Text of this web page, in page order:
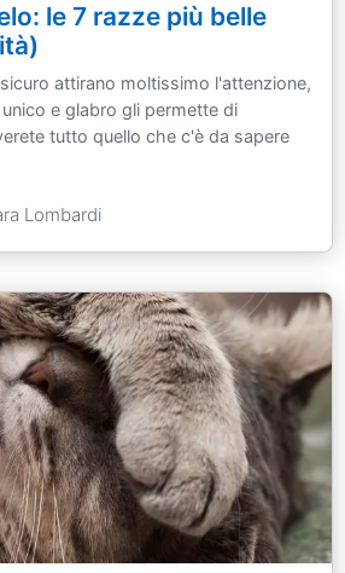
le 7 razze più belle
attirano moltissimo l'attenzione,
e glabro gli permette di
tutto quello che c'è da sapere
Lombardi